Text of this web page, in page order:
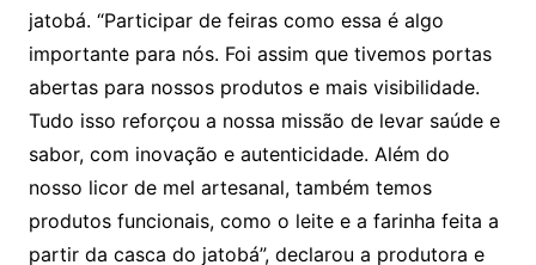
jatobá. “Participar de feiras como essa é algo
importante para nós. Foi assim que tivemos portas
abertas para nossos produtos e mais visibilidade.
Tudo isso reforçou a nossa missão de levar saúde e
sabor, com inovação e autenticidade. Além do
nosso licor de mel artesanal, também temos
produtos funcionais, como o leite e a farinha feita a
partir da casca do jatobá”, declarou a produtora e